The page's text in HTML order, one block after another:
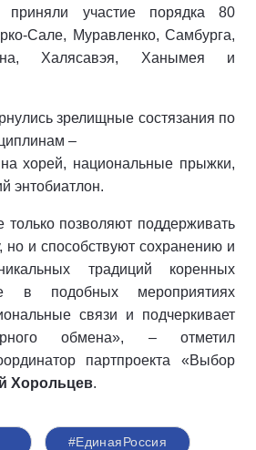
приняли участие порядка 80
Сале, Муравленко, Самбурга,
Халясавэя, Ханымея и
зрелищные состязания по
–
хорей, национальные прыжки,
энтобиатлон.
только позволяют поддерживать
и способствуют сохранению и
традиций коренных
в подобных мероприятиях
связи и подчеркивает
обмена», – отметил
партпроекта «Выбор
Хорольцев.
#ЕдинаяРоссия